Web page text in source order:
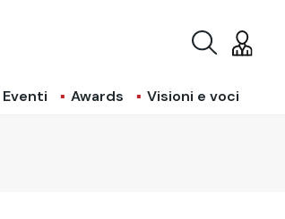
Eventi Awards Visioni e voci